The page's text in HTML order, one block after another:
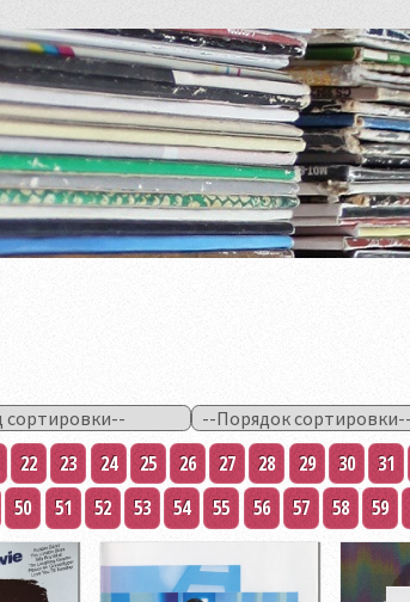
22 23 24 25 26 27 28 29 30 31
50 51 52 53 54 55 56 57 58 59